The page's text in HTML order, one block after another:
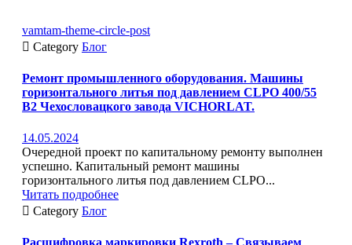
vamtam-theme-circle-post
 Category Блог
Ремонт промышленного оборудования. Машины
горизонтального литья под давлением CLPO 400/55
B2 Чехословацкого завода VICHORLAT.
14.05.2024
Очередной проект по капитальному ремонту выполнен
успешно. Капитальный ремонт машины
горизонтального литья под давлением CLPO...
Читать подробнее
 Category Блог
Расшифровка маркировки Rexroth – Связываем